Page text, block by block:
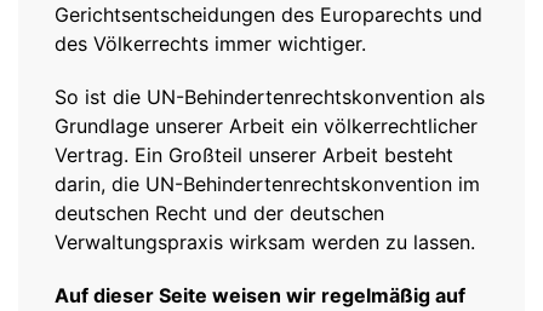
Gerichtsentscheidungen des Europarechts und
des Völkerrechts immer wichtiger.
So ist die UN-Behindertenrechtskonvention als
Grundlage unserer Arbeit ein völkerrechtlicher
Vertrag. Ein Großteil unserer Arbeit besteht
darin, die UN-Behindertenrechtskonvention im
deutschen Recht und der deutschen
Verwaltungspraxis wirksam werden zu lassen.
Auf dieser Seite weisen wir regelmäßig auf